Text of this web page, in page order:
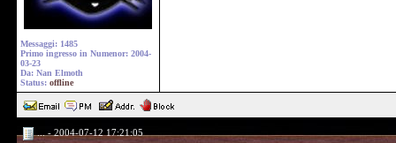
Messaggi: 1485
Primo ingresso in Numenor: 2004-
03-23
Da: Nan Elmoth
Status: offline
... - 2004-07-12 17:21:05